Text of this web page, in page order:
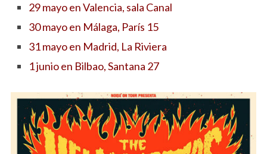
29 mayo en Valencia, sala Canal
30 mayo en Málaga, París 15
31 mayo en Madrid, La Riviera
1 junio en Bilbao, Santana 27